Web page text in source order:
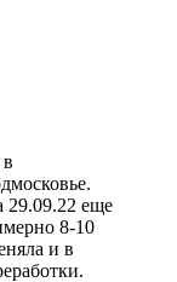
29.09.22 еще
8-10
и в